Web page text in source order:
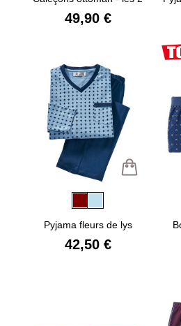
49,90 €
Pyjama fleurs de lys
42,50 €